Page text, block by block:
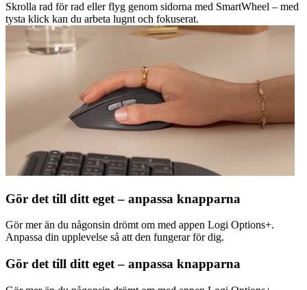
Skrolla rad för rad eller flyg genom sidorna med SmartWheel – med
tysta klick kan du arbeta lugnt och fokuserat.
Gör det till ditt eget – anpassa knapparna
Gör mer än du någonsin drömt om med appen Logi Options+.
Anpassa din upplevelse så att den fungerar för dig.
Gör det till ditt eget – anpassa knapparna